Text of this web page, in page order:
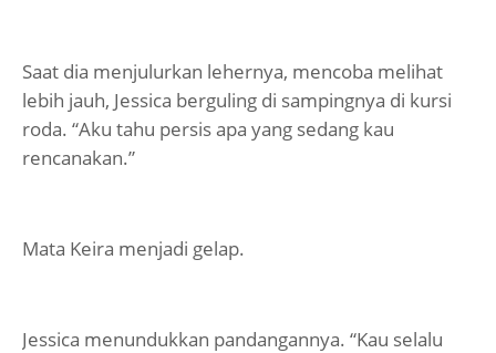
Saat dia menjulurkan lehernya, mencoba melihat
lebih jauh, Jessica berguling di sampingnya di kursi
roda. “Aku tahu persis apa yang sedang kau
rencanakan.”
Mata Keira menjadi gelap.
Jessica menundukkan pandangannya. “Kau selalu